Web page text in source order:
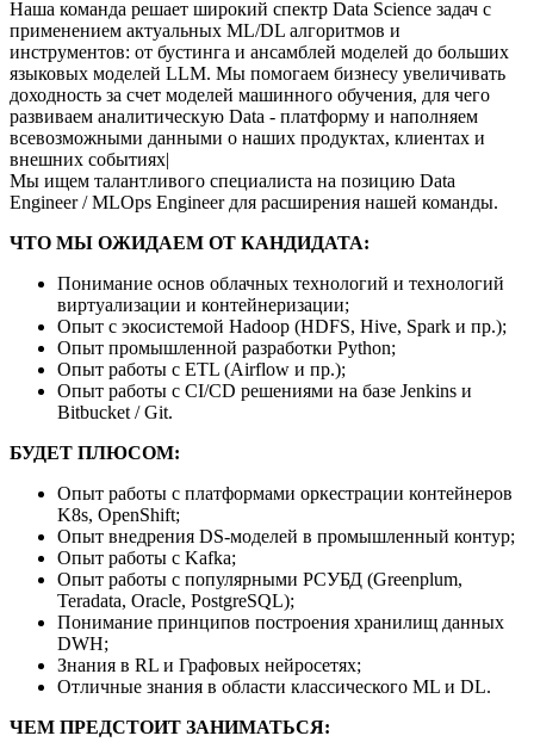
Наша команда решает широкий спектр Data Science задач с
применением актуальных ML/DL алгоритмов и
инструментов: от бустинга и ансамблей моделей до больших
языковых моделей LLM. Мы помогаем бизнесу увеличивать
доходность за счет моделей машинного обучения, для чего
развиваем аналитическую Data - платформу и наполняем
всевозможными данными о наших продуктах, клиентах и
внешних событиях|
Мы ищем талантливого специалиста на позицию Data
Engineer / MLOps Engineer для расширения нашей команды.
ЧТО МЫ ОЖИДАЕМ ОТ КАНДИДАТА:
Понимание основ облачных технологий и технологий
виртуализации и контейнеризации;
Опыт с экосистемой Hadoop (HDFS, Hive, Spark и пр.);
Опыт промышленной разработки Python;
Опыт работы с ETL (Airflow и пр.);
Опыт работы с CI/CD решениями на базе Jenkins и
Bitbucket / Git.
БУДЕТ ПЛЮСОМ:
Опыт работы с платформами оркестрации контейнеров
K8s, OpenShift;
Опыт внедрения DS-моделей в промышленный контур;
Опыт работы с Kafka;
Опыт работы с популярными РСУБД (Greenplum,
Teradata, Oracle, PostgreSQL);
Понимание принципов построения хранилищ данных
DWH;
Знания в RL и Графовых нейросетях;
Отличные знания в области классического ML и DL.
ЧЕМ ПРЕДСТОИТ ЗАНИМАТЬСЯ: